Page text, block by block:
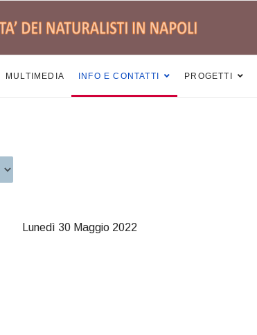
MULTIMEDIA INFO E CONTATTI PROGETTI
Lunedì 30 Maggio 2022